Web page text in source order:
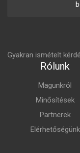
Gyakran ismételt
Rólunk
Magunkról
Minősítések
Partnerek
Elérhetőségünk